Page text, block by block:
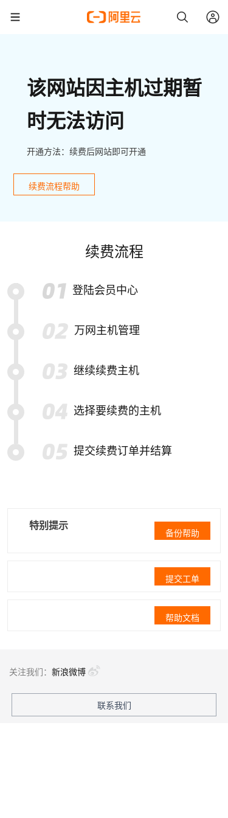
该网站因主机过期暂
时无法访问
开通方法：续费后网站即可开通
续费流程帮助
续费流程
登陆会员中心
万网主机管理
继续续费主机
选择要续费的主机
提交续费订单并结算
特别提示
备份帮助
提交工单
帮助文档